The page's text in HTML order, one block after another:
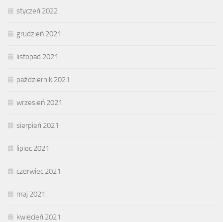
styczeń 2022
grudzień 2021
listopad 2021
październik 2021
wrzesień 2021
sierpień 2021
lipiec 2021
czerwiec 2021
maj 2021
kwiecień 2021